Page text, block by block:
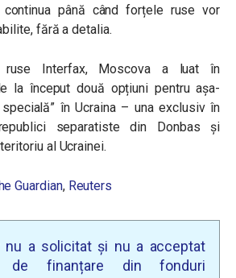
până când forțele ruse vor
fără a detalia.
ruse Interfax, Moscova a luat în
la început două opțiuni pentru așa-
specială” în Ucraina – una exclusiv în
separatiste din Donbas și
al Ucrainei.
Guardian, Reuters
nu a solicitat și nu a acceptat
de finanțare din fonduri